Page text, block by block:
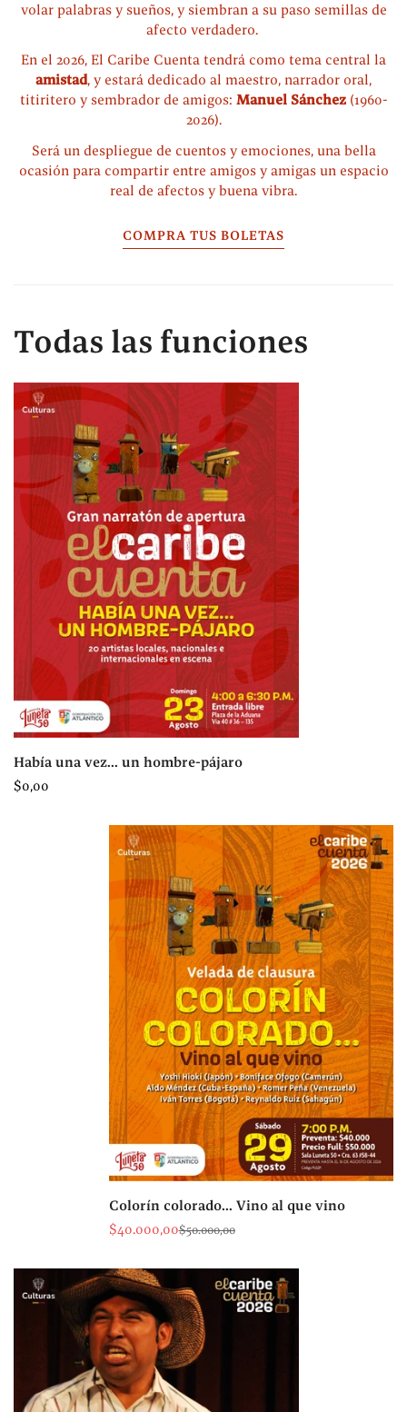
volar palabras y sueños, y siembran a su paso semillas de
afecto verdadero.
En el 2026, El Caribe Cuenta tendrá como tema central la
amistad, y estará dedicado al maestro, narrador oral,
titiritero y sembrador de amigos: Manuel Sánchez(1960-
2026).
Será un despliegue de cuentos y emociones, una bella
ocasión para compartir entre amigos y amigas un espacio
real de afectos y buena vibra.
COMPRA TUS BOLETAS
Todas las funciones
Había una vez... un hombre-pájaro
Había una vez... un hombre-pájaro
Precio
$0,00
Colorín colorado... Vino al que vino
Colorín colorado... Vino al que vino
Precio
venta
$40.000,00
Precio
$50.000,00
El Lambe